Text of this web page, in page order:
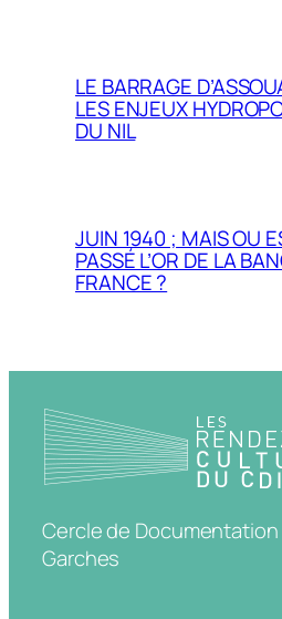
LE BARRAGE
LES ENJEUX
DU NIL
JUIN 1940 ; MAIS OU
PASSÉ L’OR DE LA
FRANCE ?
Cercle de
Garches